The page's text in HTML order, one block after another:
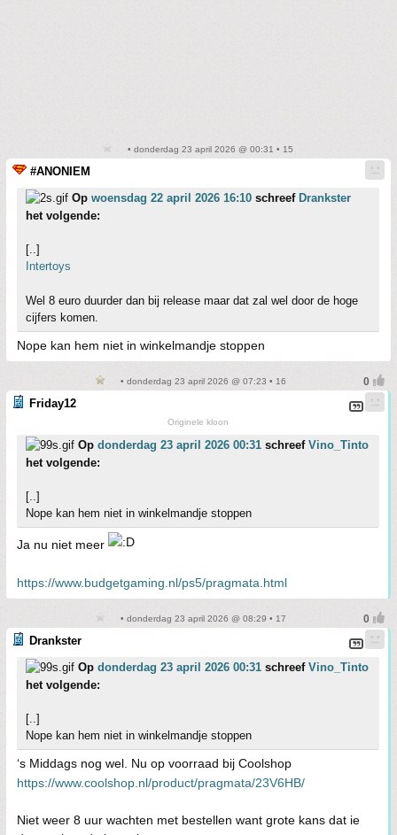
• donderdag 23 april 2026 @ 00:31 • 15
#ANONIEM
Op woensdag 22 april 2026 16:10 schreef Drankster
het volgende:
[..]
Intertoys
Wel 8 euro duurder dan bij release maar dat zal wel door de hoge
cijfers komen.
Nope kan hem niet in winkelmandje stoppen
• donderdag 23 april 2026 @ 07:23 • 16
Friday12
Originele kloon
Op donderdag 23 april 2026 00:31 schreef Vino_Tinto
het volgende:
[..]
Nope kan hem niet in winkelmandje stoppen
Ja nu niet meer
https://www.budgetgaming.nl/ps5/pragmata.html
• donderdag 23 april 2026 @ 08:29 • 17
Drankster
Op donderdag 23 april 2026 00:31 schreef Vino_Tinto
het volgende:
[..]
Nope kan hem niet in winkelmandje stoppen
‘s Middags nog wel. Nu op voorraad bij Coolshop
https://www.coolshop.nl/product/pragmata/23V6HB/
Niet weer 8 uur wachten met bestellen want grote kans dat ie